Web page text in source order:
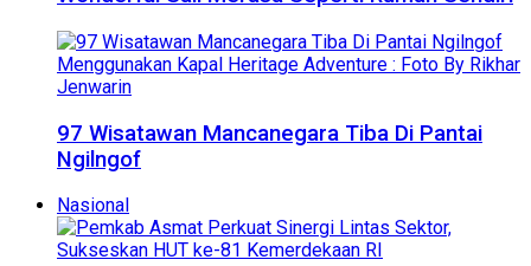
97 Wisatawan Mancanegara Tiba Di Pantai
Ngilngof
Nasional